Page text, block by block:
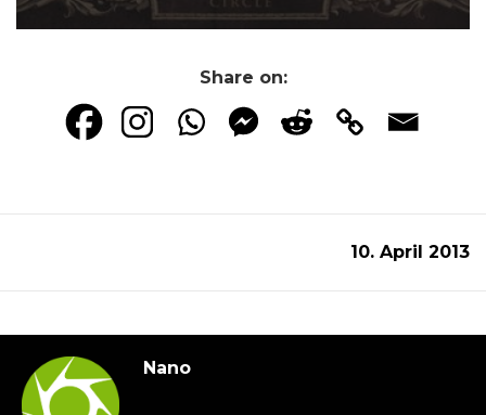
Share on:
10. April 2013
Nano